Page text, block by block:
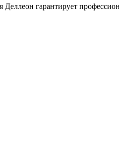
гарантирует